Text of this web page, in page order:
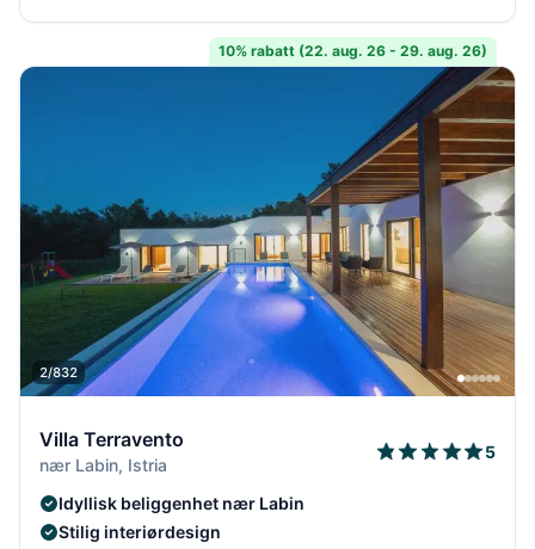
10% rabatt (22. aug. 26 - 29. aug. 26)
2/832
Villa Terravento
nær Labin, Istria
5
Idyllisk beliggenhet nær Labin
Stilig interiørdesign